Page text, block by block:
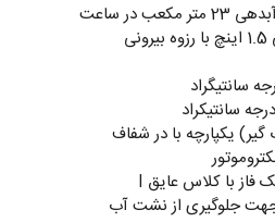
گیر) یکپارچه با در شفاف
جلوگیری از نشت آب